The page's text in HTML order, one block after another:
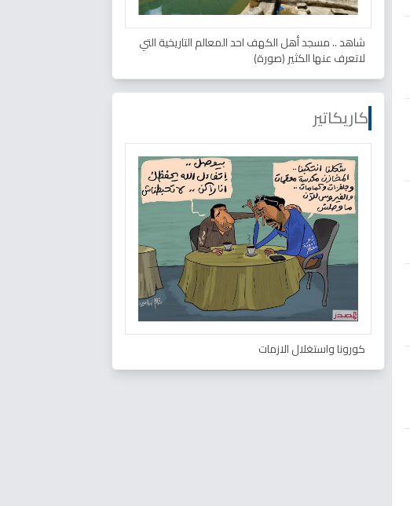
شاهد .. مسجد أهل الكهف احد المعالم التاريخية التي
لاتعرف عنها الكثير (صورة)
كاريكاتير
كورونا واستغلال الازمات